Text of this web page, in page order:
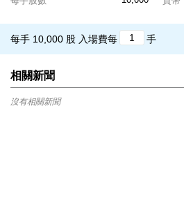
每手 10,000 股 入場費每 手
相關新聞
沒有相關新聞